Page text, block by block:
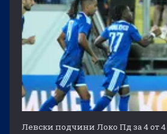
Левски подчини Локо Пд за 4 от